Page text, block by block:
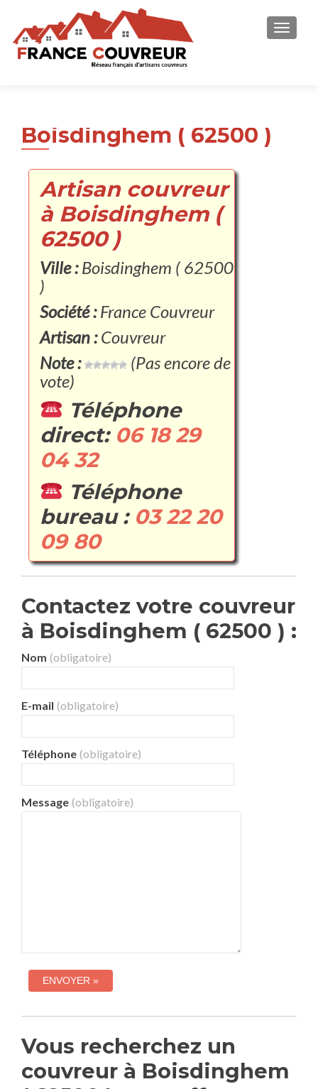
Boisdinghem ( 62500 )
Artisan couvreur
à Boisdinghem (
62500 )
Ville :Boisdinghem ( 62500
)
Société :France Couvreur
Artisan :Couvreur
Note :
(Pas encore de
vote)
Téléphone
direct: 06 18 29
04 32
Téléphone
bureau : 03 22 20
09 80
Contactez votre couvreur
à Boisdinghem ( 62500 ) :
Nom (obligatoire)
E-mail (obligatoire)
Téléphone (obligatoire)
Message (obligatoire)
Vous recherchez un
couvreur à Boisdinghem